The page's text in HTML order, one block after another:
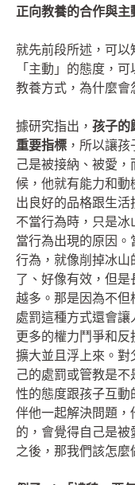
正向教養的合作與主
就先前段所述，可以
「主動」的態度，
教養方式，為什麼會
據研究指出， 孩子的
重要指標 ，所以讓
己是被接納、被愛
候，他就有能力和動
出良好的品格跟生
不當行為時，只是
當行為出現的原因
行為，就像削掉冰山
了、好像有效，但
越多。那是因為不但
處罰這種方式還會
更多的權力鬥爭和
擴大並且浮上來。對
己的處罰或管教是
性的態度跟孩子互動
伴他一起解決問題，
的，會覺得自己是
之後，那我們該怎麼